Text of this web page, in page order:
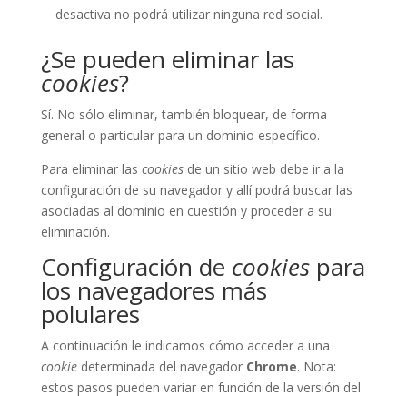
desactiva no podrá utilizar ninguna red social.
¿Se pueden eliminar las
cookies?
Sí. No sólo eliminar, también bloquear, de forma
general o particular para un dominio específico.
Para eliminar las cookiesde un sitio web debe ir a la
configuración de su navegador y allí podrá buscar las
asociadas al dominio en cuestión y proceder a su
eliminación.
Configuración de cookiespara
los navegadores más
polulares
A continuación le indicamos cómo acceder a una
cookiedeterminada del navegador Chrome. Nota:
estos pasos pueden variar en función de la versión del